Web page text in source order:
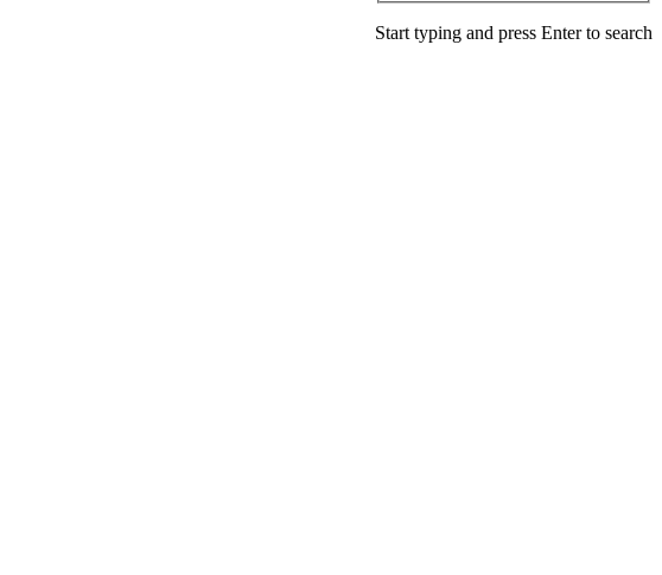
Start typing and press Enter to search